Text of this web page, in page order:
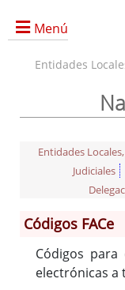
Menú
Información
Historia
Entidades
Entidades
Judiciales
Códigos FACe
Códigos
electrónicas a